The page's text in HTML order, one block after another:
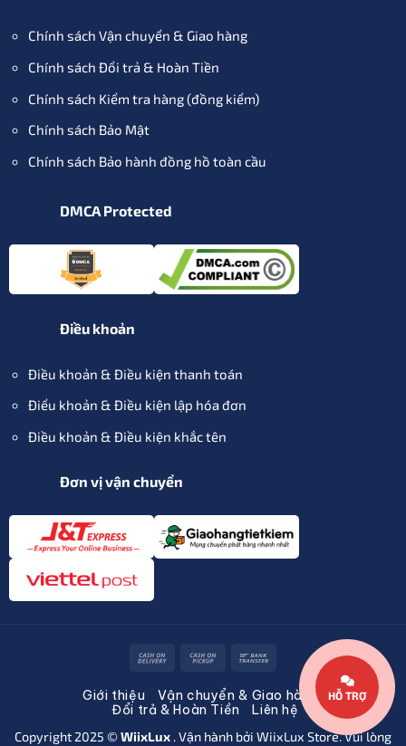
Chính sách Vận chuyển & Giao hàng
Chính sách Đổi trả & Hoàn Tiền
Chính sách Kiểm tra hàng (đồng kiểm)
Chính sách Bảo Mật
Chính sách Bảo hành đồng hồ toàn cầu
DMCA Protected
Điều khoản
Điều khoản & Điều kiện thanh toán
Điểu khoản & Điều kiện lập hóa đơn
Điều khoản & Điều kiện khắc tên
Đơn vị vận chuyển
Cash
Delivery
Cash
Pickup
Transfer
Giới thiệu
Vận chuyển & Giao hàng
Đổi trả & Hoàn Tiền
Liên hệ
Copyright 2025 ©WiixLux . Vận hành bởi WiixLux Store. Vui lòng
HỖ TRỢ